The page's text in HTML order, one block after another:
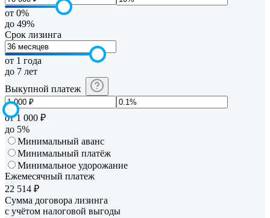
от 0%
до 49%
Срок лизинга
от 1 года
до 7 лет
Выкупной платеж
от 1 000 ₽
до 5%
Минимальный аванс
Минимальный платёж
Минимальное удорожание
Ежемесячный платеж
22 514 ₽
Сумма договора лизинга
с учётом налоговой выгоды